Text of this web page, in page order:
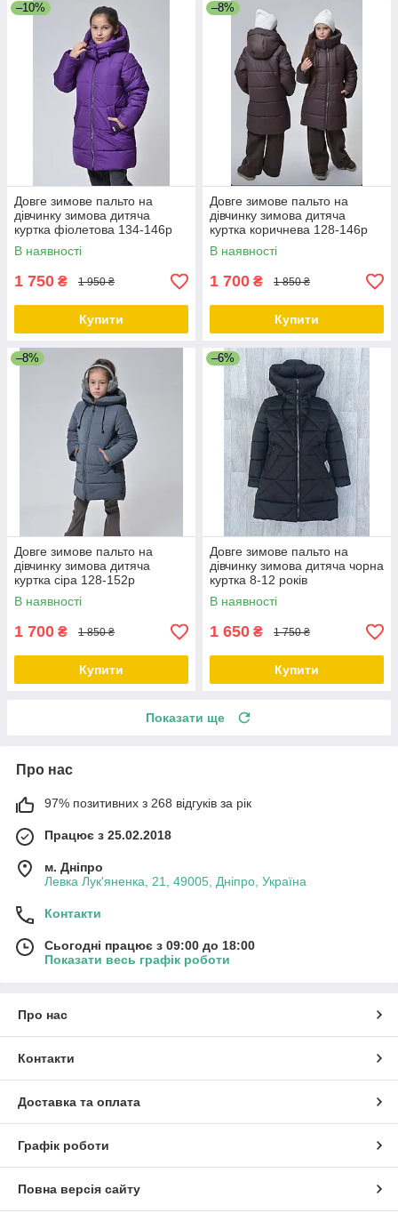
–10%
Довге зимове пальто на
дівчинку зимова дитяча
куртка фіолетова 134-146р
В наявності
1 750 ₴ 1 950 ₴
Купити
–8%
Довге зимове пальто на
дівчинку зимова дитяча
куртка коричнева 128-146р
В наявності
1 700 ₴ 1 850 ₴
Купити
–8%
Довге зимове пальто на
дівчинку зимова дитяча
куртка сіра 128-152р
В наявності
1 700 ₴ 1 850 ₴
Купити
–6%
Довге зимове пальто на
дівчинку зимова дитяча чорна
куртка 8-12 років
В наявності
1 650 ₴ 1 750 ₴
Купити
Показати ще
Про нас
97% позитивних з 268 відгуків за рік
Працює з 25.02.2018
м. Дніпро
Левка Лук'яненка, 21, 49005, Дніпро, Україна
Контакти
Сьогодні працює з 09:00 до 18:00
Показати весь графік роботи
Про нас
Контакти
Доставка та оплата
Графік роботи
Повна версія сайту